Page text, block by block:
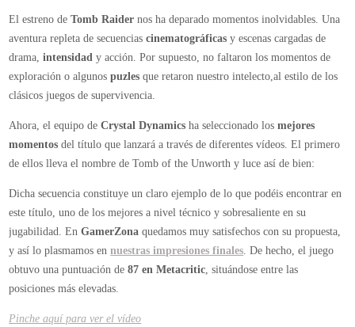
El estreno deTomb Raider nos ha deparado momentos inolvidables. Una
aventura repleta de secuenciascinematográficas y escenas cargadas de
drama,intensidad y acción. Por supuesto, no faltaron los momentos de
exploración o algunospuzles que retaron nuestro intelecto,al estilo de los
clásicos juegos de supervivencia.
Ahora, el equipo deCrystal Dynamics ha seleccionado losmejores
momentos del título que lanzará a través de diferentes vídeos. El primero
de ellos lleva el nombre de Tomb of the Unworth y luce así de bien:
Dicha secuencia constituye un claro ejemplo de lo que podéis encontrar en
este título, uno de los mejores a nivel técnico y sobresaliente en su
jugabilidad. EnGamerZona quedamos muy satisfechos con su propuesta,
y así lo plasmamos ennuestras impresiones finales. De hecho, el juego
obtuvo una puntuación de87 en Metacritic, situándose entre las
posiciones más elevadas.
Pinche aquí para ver el vídeo